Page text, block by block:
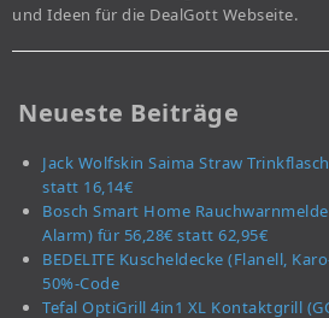
und Ideen für die DealGott Webseite.
Neueste Beiträge
Jack Wolfskin Saima Straw
statt 16,14€
Bosch Smart Home
Alarm) für 56,28€ statt 62,95€
BEDELITE Kuscheldecke (Flanell,
50%-Code
Tefal OptiGrill 4in1 XL Kontaktgrill